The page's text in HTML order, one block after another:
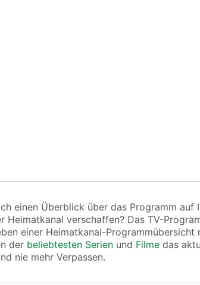
einen Überblick über das Programm auf
Heimatkanal verschaffen? Das TV-
einer Heimatkanal-Programmübersicht
der beliebtesten Serien und Filme das
nie mehr Verpassen.